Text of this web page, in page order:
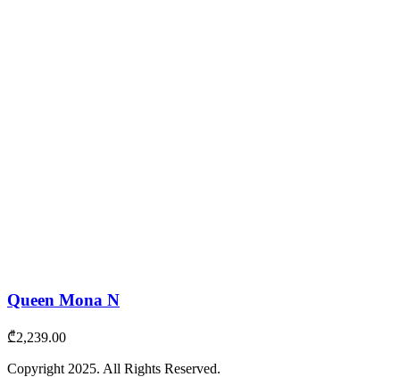
Queen Mona N
₾2,239.00
Copyright 2025. All Rights Reserved.